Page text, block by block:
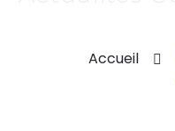
Accueil